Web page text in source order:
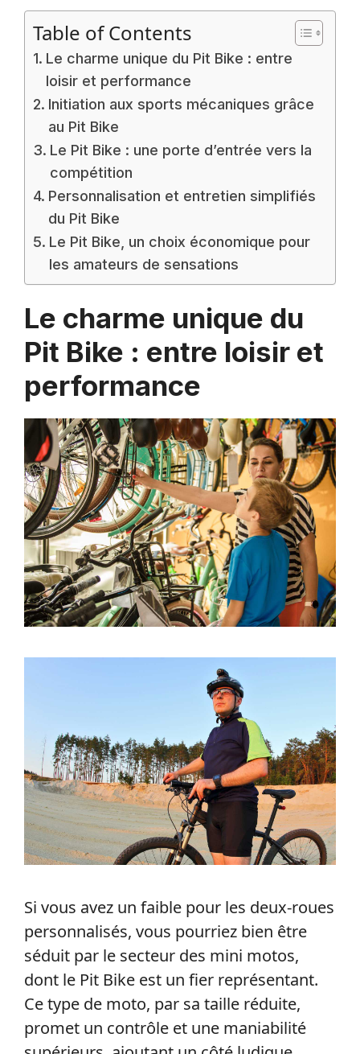
Table of Contents
Le charme unique du Pit Bike : entre
loisir et performance
Initiation aux sports mécaniques grâce
au Pit Bike
Le Pit Bike : une porte d’entrée vers la
compétition
Personnalisation et entretien simplifiés
du Pit Bike
Le Pit Bike, un choix économique pour
les amateurs de sensations
Le charme unique du
Pit Bike : entre loisir et
performance
Si vous avez un faible pour les deux-roues
personnalisés, vous pourriez bien être
séduit par le secteur des mini motos,
dont le Pit Bike est un fier représentant.
Ce type de moto, par sa taille réduite,
promet un contrôle et une maniabilité